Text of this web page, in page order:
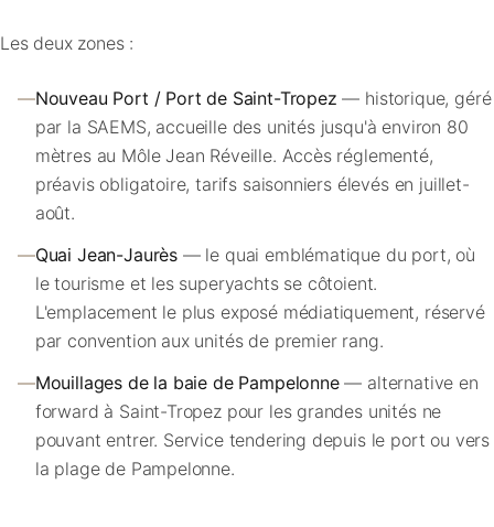
Les deux zones :
—Nouveau Port / Port de Saint-Tropez — historique, géré
par la SAEMS, accueille des unités jusqu'à environ 80
mètres au Môle Jean Réveille. Accès réglementé,
préavis obligatoire, tarifs saisonniers élevés en juillet-
août.
—Quai Jean-Jaurès — le quai emblématique du port, où
le tourisme et les superyachts se côtoient.
L'emplacement le plus exposé médiatiquement, réservé
par convention aux unités de premier rang.
—Mouillages de la baie de Pampelonne— alternative en
forward à Saint-Tropez pour les grandes unités ne
pouvant entrer. Service tendering depuis le port ou vers
la plage de Pampelonne.